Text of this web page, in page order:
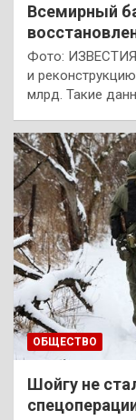
Всемирный
Фото:
и
млрд. Такие
ОБЩЕСТВО
Шойгу не